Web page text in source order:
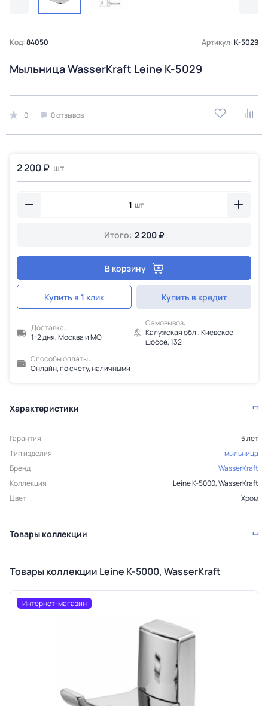
Код:84050 Артикул:K-5029
Мыльница WasserKraft Leine K-5029
0 0 отзывов
2 200 ₽ шт
шт
Итого: 2 200 ₽
В корзину
Купить в 1 клик Купить в кредит
Доставка:
1-2 дня, Москва и МО
Самовывоз:
Калужская обл., Киевское
шоссе, 132
Способы оплаты:
Онлайн, по счету, наличными
Характеристики
Гарантия
5 лет
Тип изделия
мыльница
Бренд
WasserKraft
Коллекция
Leine K-5000, WasserKraft
Цвет
Хром
Товары коллекции
Товары коллекции Leine K-5000, WasserKraft
Интернет-магазин